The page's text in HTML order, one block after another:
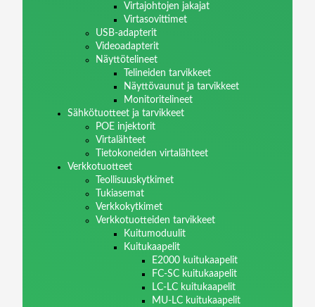
Virtajohtojen jakajat
Virtasovittimet
USB-adapterit
Videoadapterit
Näyttötelineet
Telineiden tarvikkeet
Näyttövaunut ja tarvikkeet
Monitoritelineet
Sähkötuotteet ja tarvikkeet
POE injektorit
Virtalähteet
Tietokoneiden virtalähteet
Verkkotuotteet
Teollisuuskytkimet
Tukiasemat
Verkkokytkimet
Verkkotuotteiden tarvikkeet
Kuitumoduulit
Kuitukaapelit
E2000 kuitukaapelit
FC-SC kuitukaapelit
LC-LC kuitukaapelit
MU-LC kuitukaapelit